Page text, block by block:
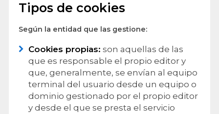
Tipos de cookies
Según la entidad que las gestione:
Cookies propias: son aquellas de las
que es responsable el propio editor y
que, generalmente, se envían al equipo
terminal del usuario desde un equipo o
dominio gestionado por el propio editor
y desde el que se presta el servicio